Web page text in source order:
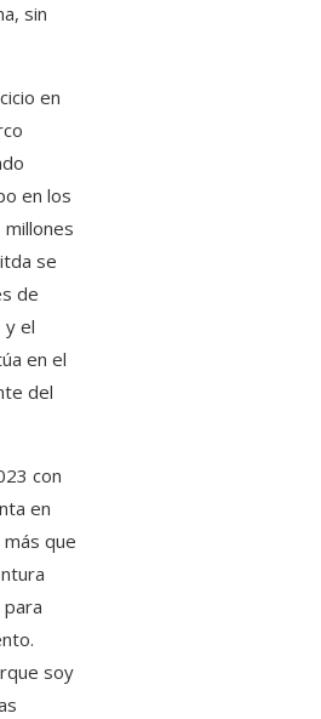
sin
en
en los
se
de
y el
en el
del
con
en
que
soy